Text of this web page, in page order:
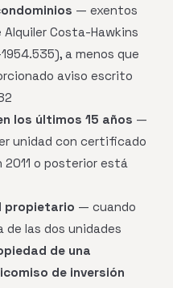
— exentos
Costa-Hawkins
a menos que
aviso escrito
los últimos 15 años —
unidad con certificado
o posterior está
propietario — cuando
de las dos unidades
de una
de inversión